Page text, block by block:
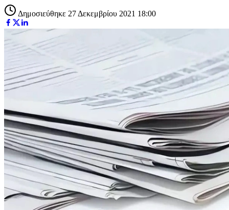
Δημοσιεύθηκε 27 Δεκεμβρίου 2021 18:00